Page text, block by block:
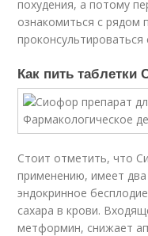
похудения, а потому
ознакомиться с рядом
проконсультироваться
Как пить таблетки
Стоит отметить, что
применению, имеет
эндокринное
сахара в крови.
метформин, снижает